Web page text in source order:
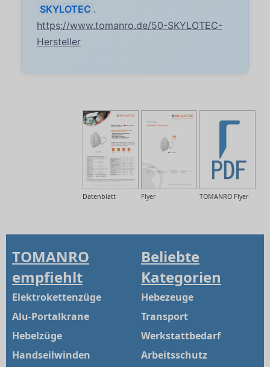
SKYLOTEC .
https://www.tomanro.de/50-SKYLOTEC-
Hersteller
TOMANRO Flyer
Flyer
Datenblatt
TOMANRO
empfiehlt
Elektrokettenzüge
Alu-Portalkrane
Hebelzüge
Handseilwinden
Beliebte
Kategorien
Hebezeuge
Transport
Werkstattbedarf
Arbeitsschutz